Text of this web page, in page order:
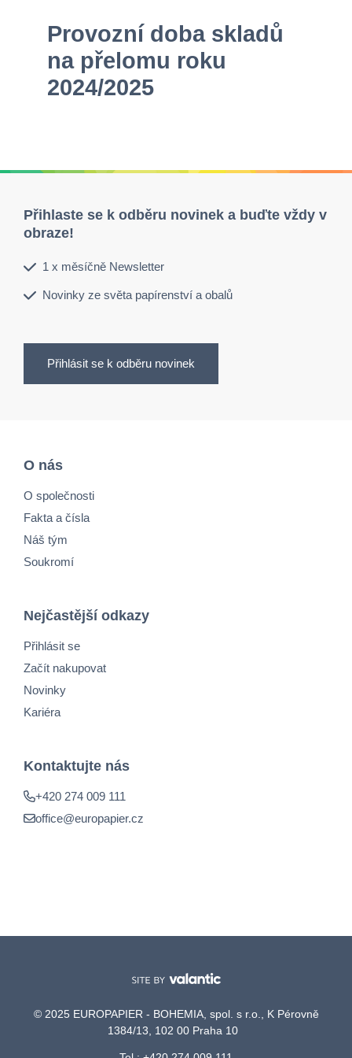
Provozní doba skladů
na přelomu roku
2024/2025
Přihlaste se k odběru novinek a buďte vždy v
obraze!
1 x měsíčně Newsletter
Novinky ze světa papírenství a obalů
Přihlásit se k odběru novinek
O nás
O společnosti
Fakta a čísla
Náš tým
Soukromí
Nejčastější odkazy
Přihlásit se
Začít nakupovat
Novinky
Kariéra
Kontaktujte nás
+420 274 009 111
office@europapier.cz
© 2025 EUROPAPIER - BOHEMIA, spol. s r.o., K Pérovně
1384/13, 102 00 Praha 10